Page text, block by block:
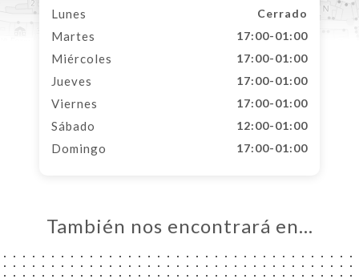
Lunes Cerrado
Martes 17:00-01:00
Miércoles 17:00-01:00
Jueves 17:00-01:00
Viernes 17:00-01:00
Sábado 12:00-01:00
Domingo 17:00-01:00
También nos encontrará en…